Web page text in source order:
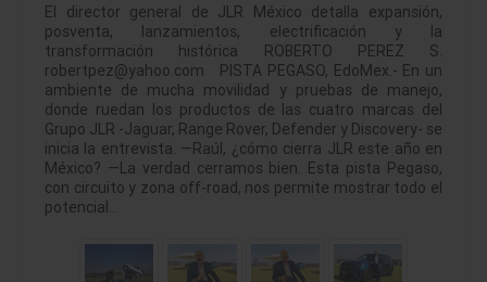
El director general de JLR México detalla expansión,
posventa, lanzamientos, electrificación y la
transformación histórica ROBERTO PEREZ S.
robertpez@yahoo.com PISTA PEGASO, EdoMex.- En un
ambiente de mucha movilidad y pruebas de manejo,
donde ruedan los productos de las cuatro marcas del
Grupo JLR -Jaguar, Range Rover, Defender y Discovery- se
inicia la entrevista. —Raúl, ¿cómo cierra JLR este año en
México? —La verdad cerramos bien. Esta pista Pegaso,
con circuito y zona off-road, nos permite mostrar todo el
potencial…